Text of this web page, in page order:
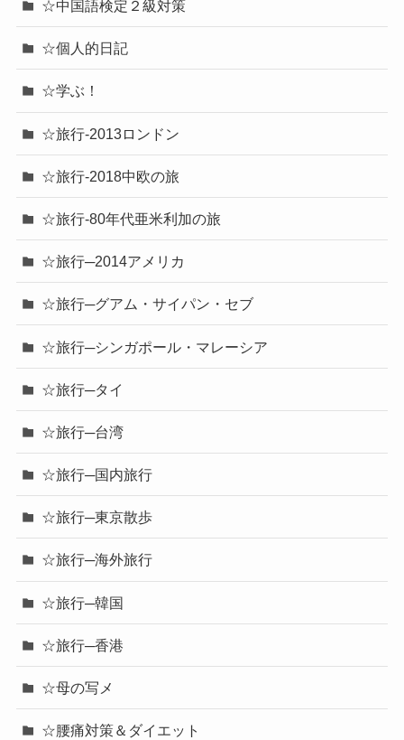
☆中国語検定２級対策
☆個人的日記
☆学ぶ！
☆旅行-2013ロンドン
☆旅行-2018中欧の旅
☆旅行-80年代亜米利加の旅
☆旅行─2014アメリカ
☆旅行─グアム・サイパン・セブ
☆旅行─シンガポール・マレーシア
☆旅行─タイ
☆旅行─台湾
☆旅行─国内旅行
☆旅行─東京散歩
☆旅行─海外旅行
☆旅行─韓国
☆旅行─香港
☆母の写メ
☆腰痛対策＆ダイエット